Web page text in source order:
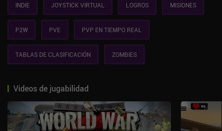
INDIE JOYSTICK VIRTUAL LOGROS MISIONES
P2W PVE PVP EN TIEMPO REAL
TABLAS DE CLASIFICACIÓN ZOMBIES
Videos de jugabilidad